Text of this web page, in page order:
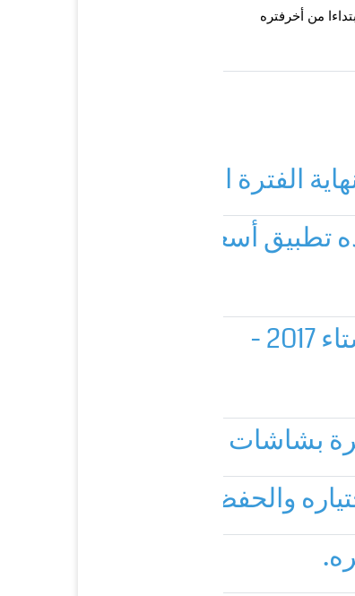
من أخرفتره
الفترة السابقة.
تطبيق أسعار الأصناف داخل
بشاشات الحركة ببرنامج
والحفظ يقوم بنسخ محتويات